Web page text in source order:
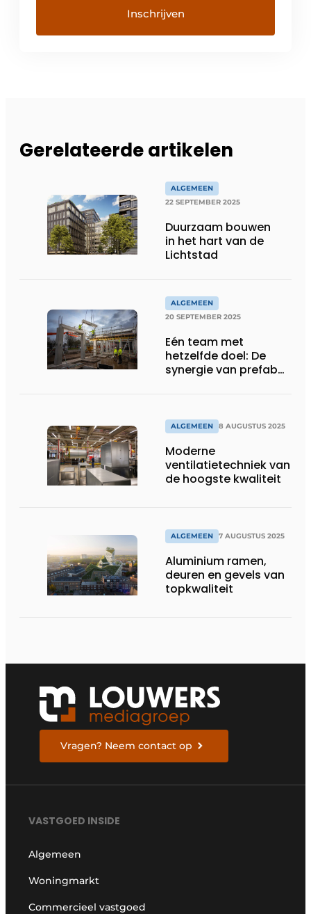
Gerelateerde artikelen
ALGEMEEN
22 SEPTEMBER 2025
Duurzaam bouwen
in het hart van de
Lichtstad
ALGEMEEN
20 SEPTEMBER 2025
Eén team met
hetzelfde doel: De
synergie van prefab
ALGEMEEN 8 AUGUSTUS 2025
Moderne
ventilatietechniek van
de hoogste kwaliteit
ALGEMEEN 7 AUGUSTUS 2025
Aluminium ramen,
deuren en gevels van
topkwaliteit
Vragen? Neem contact op
VASTGOED INSIDE
Algemeen
Woningmarkt
Commercieel vastgoed